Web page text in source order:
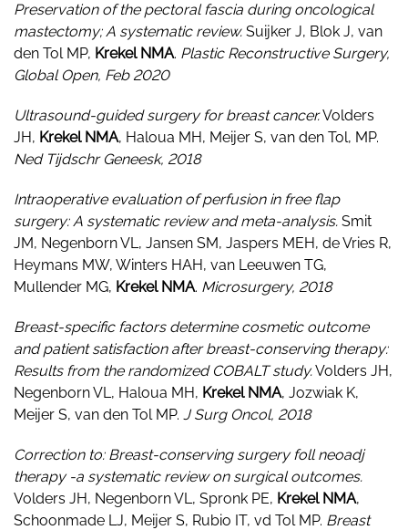
Preservation of the pectoral fascia during oncological
mastectomy; A systematic review. Suijker J, Blok J, van
den Tol MP, Krekel NMA. Plastic Reconstructive Surgery,
Global Open, Feb 2020
Ultrasound-guided surgery for breast cancer.Volders
JH, Krekel NMA, Haloua MH, Meijer S, van den Tol, MP.
Ned Tijdschr Geneesk, 2018
Intraoperative evaluation of perfusion in free flap
surgery: A systematic review and meta-analysis. Smit
JM, Negenborn VL, Jansen SM, Jaspers MEH, de Vries R,
Heymans MW, Winters HAH, van Leeuwen TG,
Mullender MG, Krekel NMA. Microsurgery, 2018
Breast-specific factors determine cosmetic outcome
and patient satisfaction after breast-conserving therapy:
Results from the randomized COBALT study.Volders JH,
Negenborn VL, Haloua MH, Krekel NMA, Jozwiak K,
Meijer S, van den Tol MP. J Surg Oncol, 2018
Correction to: Breast-conserving surgery foll neoadj
therapy -a systematic review on surgical outcomes.
Volders JH, Negenborn VL, Spronk PE, Krekel NMA,
Schoonmade LJ, Meijer S, Rubio IT, vd Tol MP. Breast